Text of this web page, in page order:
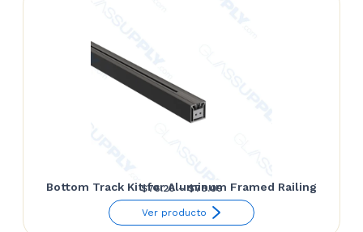
Bottom Track Kit for Aluminum Framed Railing
$76.26 – $78.09Price
range:
Ver producto